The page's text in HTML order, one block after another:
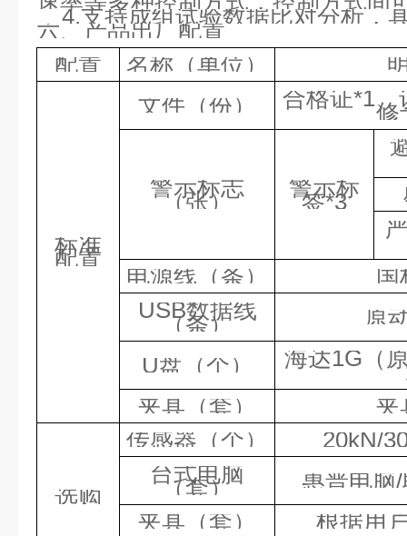
4.支持成组试验数据比对分析，
六、产品出厂配置
配置
名称（单位）
标准
配置
文件（份） 合格证*1、
修
警示标志
（张）
警示标
签*3
电源线（条）
国
USB数据线
（条）
原
U盘（个）
海达1G（
夹具（套）
夹
选购
传感器（个）
20kN/
台式电脑
（套）
惠普电脑
夹具（套）
根据用